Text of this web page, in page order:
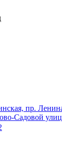
пр.
Садовой